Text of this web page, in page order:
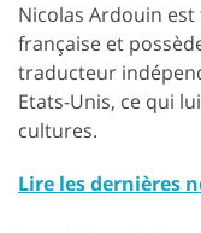
Nicolas Ardouin
française et
traducteur
Etats-Unis, ce qui
cultures.
Lire les dernières